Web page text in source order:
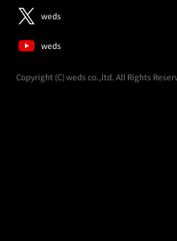
weds
weds
Copyright (C) weds co.,ltd. All Rights